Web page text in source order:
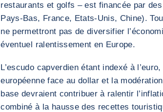
restaurants et golfs – est financée par
Pays-Bas, France, Etats-Unis, Chine).
ne permettront pas de diversifier
éventuel ralentissement en Europe.
L’escudo capverdien étant indexé à
européenne face au dollar et la
base devraient contribuer à ralentir
combiné à la hausse des recettes